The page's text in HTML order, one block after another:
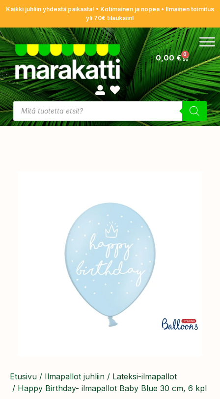
Kaikki juhliin yhdestä paikasta! • Kotimainen ja nopea • Ilmainen toimitus
yli 70€ tilauksiin!
0,00€ 0
Etusivu / Ilmapallot juhliin / Lateksi-ilmapallot
/ ​Happy Birthday- ilmapallot Baby Blue 30 cm, 6 kpl